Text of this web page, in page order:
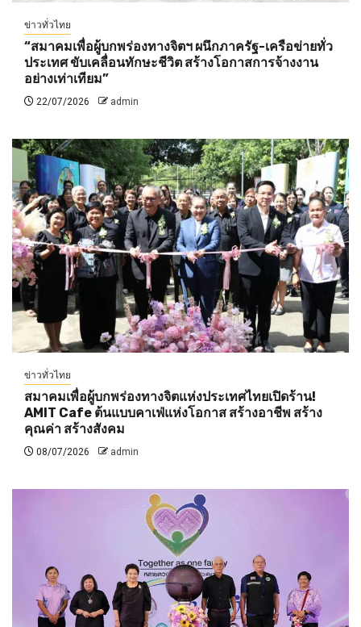
ข่าวทั่วไทย
“สมาคมเพื่อผู้บกพร่องทางจิตฯ ผนึกภาครัฐ-เครือข่ายทั่ว
ประเทศ ขับเคลื่อนทักษะชีวิต สร้างโอกาสการจ้างงาน
อย่างเท่าเทียม”
22/07/2026 admin
ข่าวทั่วไทย
สมาคมเพื่อผู้บกพร่องทางจิตแห่งประเทศไทยเปิดร้าน!
AMIT Cafe ต้นแบบคาเฟ่แห่งโอกาส สร้างอาชีพ สร้าง
คุณค่า สร้างสังคม
08/07/2026 admin